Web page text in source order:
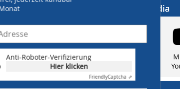
überzeugend
in Holzbauweise mit
von Schüco
Neubau wurde als
Stahlsystem Viss
herzustellen
aus dem
Anti-Roboter-Verifizierung
Hier klicken
FriendlyCaptcha ⇗
Social Media